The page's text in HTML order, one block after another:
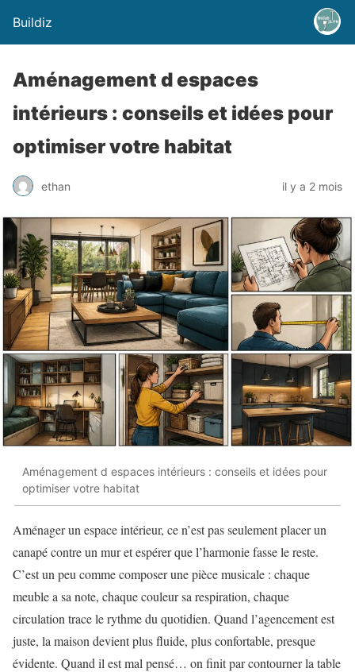
Buildiz
Aménagement d espaces
intérieurs : conseils et idées pour
optimiser votre habitat
ethan il y a 2 mois
Aménagement d espaces intérieurs : conseils et idées pour
optimiser votre habitat
Aménager un espace intérieur, ce n’est pas seulement placer un
canapé contre un mur et espérer que l’harmonie fasse le reste.
C’est un peu comme composer une pièce musicale : chaque
meuble a sa note, chaque couleur sa respiration, chaque
circulation trace le rythme du quotidien. Quand l’agencement est
juste, la maison devient plus fluide, plus confortable, presque
évidente. Quand il est mal pensé… on finit par contourner la table